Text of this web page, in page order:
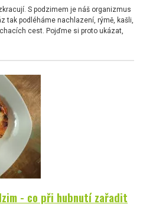
S podzimem je náš organizmus
tak podléháme nachlazení, rýmě, kašli,
cest. Pojďme si proto ukázat,
- co při hubnutí zařadit